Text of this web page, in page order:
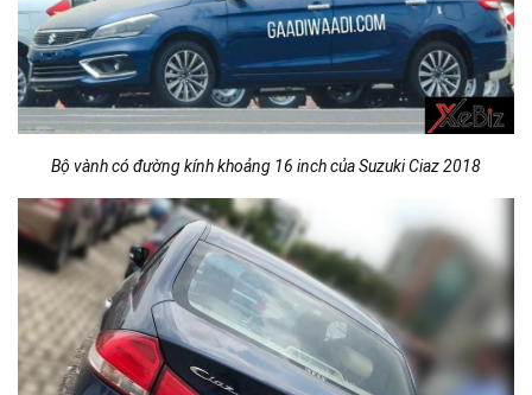
Bộ vành có đường kính khoảng 16 inch của Suzuki Ciaz 2018